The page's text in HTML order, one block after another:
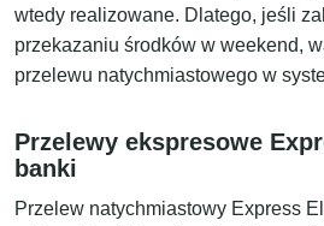
wtedy realizowane. Dlatego, jeśli
przekazaniu środków w weekend,
przelewu natychmiastowego w
Przelewy ekspresowe
banki
Przelew natychmiastowy Express